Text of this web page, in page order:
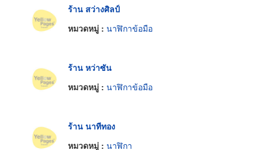
ร้าน สว่างศิลป์
หมวดหมู่ : นาฬิกาข้อมือ
ร้าน หว่าซัน
หมวดหมู่ : นาฬิกาข้อมือ
ร้าน นาทีทอง
หมวดหมู่ : นาฬิกา